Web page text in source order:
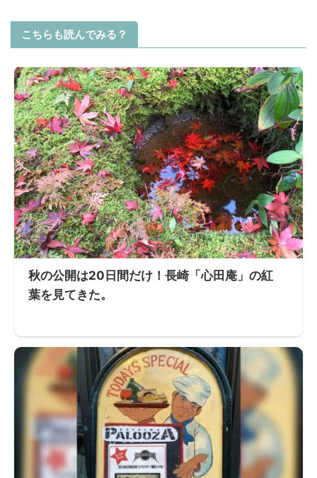
こちらも読んでみる？
秋の公開は20日間だけ！長崎「心田庵」の紅
葉を見てきた。